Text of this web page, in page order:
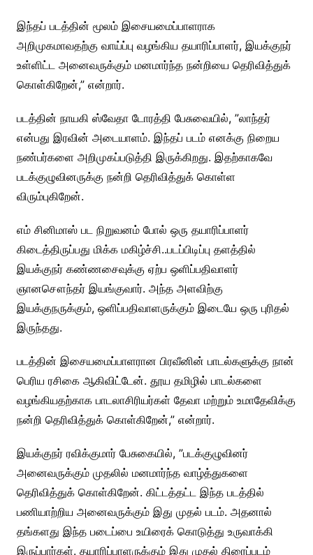
இந்தப் படத்தின் மூலம் இசையமைப்பாளராக
அறிமுகமாவதற்கு வாய்ப்பு வழங்கிய தயாரிப்பாளர், இயக்குநர்
உள்ளிட்ட அனைவருக்கும் மனமார்ந்த நன்றியை தெரிவித்துக்
கொள்கிறேன்,” என்றார்.
படத்தின் நாயகி ஸ்வேதா டோரத்தி பேசுவையில், ”லாந்தர்
என்பது இரவின் அடையாளம். இந்தப் படம் எனக்கு நிறைய
நண்பர்களை அறிமுகப்படுத்தி இருக்கிறது.‌ இதற்காகவே
படக்குழுவினருக்கு நன்றி தெரிவித்துக் கொள்ள
விரும்புகிறேன்.
எம் சினிமாஸ் பட நிறுவனம் போல் ஒரு தயாரிப்பாளர்
கிடைத்திருப்பது மிக்க மகிழ்ச்சி..படப்பிடிப்பு தளத்தில்
இயக்குநர் கண்ணசைவுக்கு ஏற்ப ஒளிப்பதிவாளர்
ஞானசௌந்தர் இயங்குவார். அந்த அளவிற்கு
இயக்குநருக்கும், ஒளிப்பதிவாளருக்கும் இடையே ஒரு புரிதல்
இருந்தது.
படத்தின் இசையமைப்பாளரான பிரவீனின் பாடல்களுக்கு நான்
பெரிய ரசிகை ஆகிவிட்டேன். தூய தமிழில் பாடல்களை
வழங்கியதற்காக பாடலாசிரியர்கள் தேவா மற்றும் உமாதேவிக்கு
நன்றி தெரிவித்துக் கொள்கிறேன்,” என்றார்.
இயக்குநர் ரவிக்குமார் பேசுகையில், ”படக்குழுவினர்
அனைவருக்கும் முதலில் மனமார்ந்த வாழ்த்துகளை
தெரிவித்துக் கொள்கிறேன். கிட்டத்தட்ட இந்த படத்தில்
பணியாற்றிய அனைவருக்கும் இது முதல் படம். அதனால்
தங்களது இந்த படைப்பை உயிரைக் கொடுத்து உருவாக்கி
இருப்பார்கள். தயாரிப்பாளருக்கும் இது முதல் திரைப்படம்